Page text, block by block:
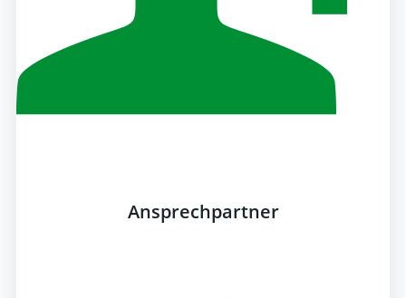
Ansprechpartner